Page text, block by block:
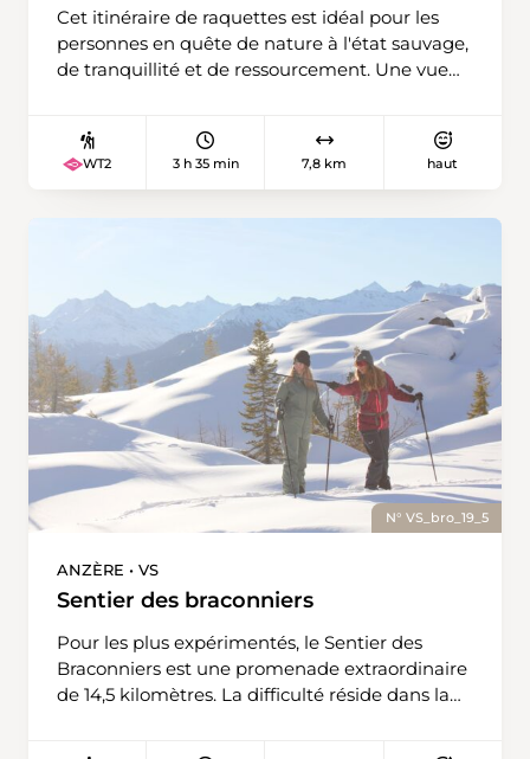
Cet itinéraire de raquettes est idéal pour les
personnes en quête de nature à l'état sauvage,
de tranquillité et de ressourcement. Une vue
accompagne tout au long de votre balade.
Prenez le départ à Aminona. Ce parcours
la Cure puis une montée assez soutenue vous
l'on aperçoit sa petite chapelle bucolique. Vous
passez ensuite devant la Cave du Sex avec sa
terrasse ensoleillée puis continuez en direction
de l'écomusée de Colombire. Ce musée du
remuage prend place dans de jolis mayens
d'époque. Le restaurant, à l'architecture
moderne, vous accueille sur sa grande terrasse
face à un panorama alpin à couper le souffle.
Redescendez ensuite jusqu'à Aminona.
WT2 3 h 35 min 7,8 km haut
N° VS_bro_19_5
ANZÈRE • VS
Sentier des braconniers
Pour les plus expérimentés, le Sentier des
Braconniers est une promenade extraordinaire
de 14,5 kilomètres. La difficulté réside dans la